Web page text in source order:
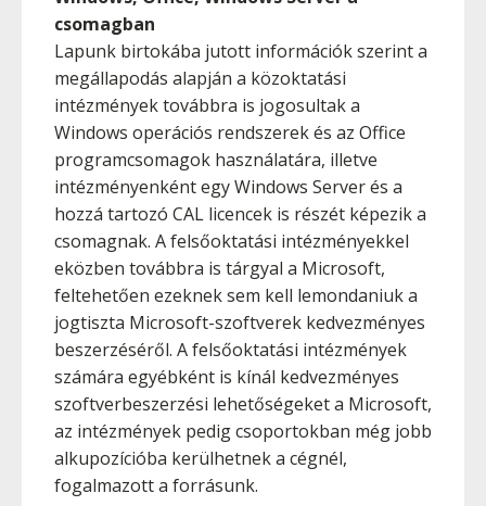
csomagban
Lapunk birtokába jutott információk szerint a
megállapodás alapján a közoktatási
intézmények továbbra is jogosultak a
Windows operációs rendszerek és az Office
programcsomagok használatára, illetve
intézményenként egy Windows Server és a
hozzá tartozó CAL licencek is részét képezik a
csomagnak. A felsőoktatási intézményekkel
eközben továbbra is tárgyal a Microsoft,
feltehetően ezeknek sem kell lemondaniuk a
jogtiszta Microsoft-szoftverek kedvezményes
beszerzéséről. A felsőoktatási intézmények
számára egyébként is kínál kedvezményes
szoftverbeszerzési lehetőségeket a Microsoft,
az intézmények pedig csoportokban még jobb
alkupozícióba kerülhetnek a cégnél,
fogalmazott a forrásunk.